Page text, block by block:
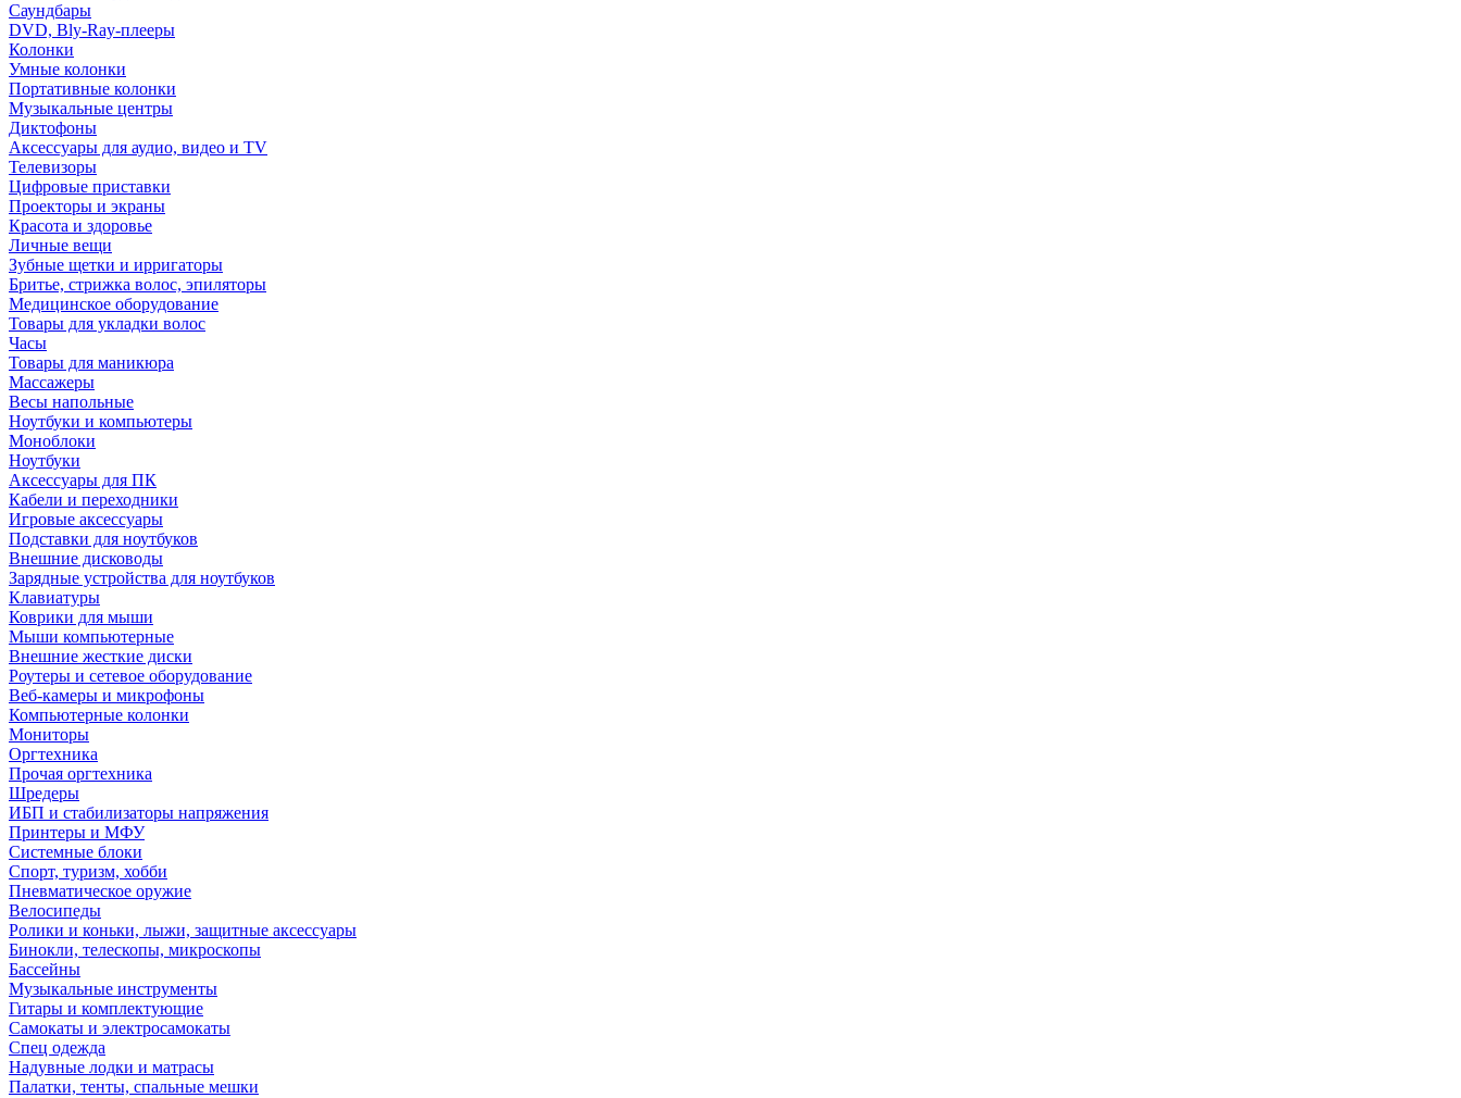
Саундбары
DVD, Bly-Ray-плееры
Колонки
Умные колонки
Портативные колонки
Музыкальные центры
Диктофоны
Аксессуары для аудио, видео и TV
Телевизоры
Цифровые приставки
Проекторы и экраны
Красота и здоровье
Личные вещи
Зубные щетки и ирригаторы
Бритье, стрижка волос, эпиляторы
Медицинское оборудование
Товары для укладки волос
Часы
Товары для маникюра
Массажеры
Весы напольные
Ноутбуки и компьютеры
Моноблоки
Ноутбуки
Аксессуары для ПК
Кабели и переходники
Игровые аксессуары
Подставки для ноутбуков
Внешние дисководы
Зарядные устройства для ноутбуков
Клавиатуры
Коврики для мыши
Мыши компьютерные
Внешние жесткие диски
Роутеры и сетевое оборудование
Веб-камеры и микрофоны
Компьютерные колонки
Мониторы
Оргтехника
Прочая оргтехника
Шредеры
ИБП и стабилизаторы напряжения
Принтеры и МФУ
Системные блоки
Спорт, туризм, хобби
Пневматическое оружие
Велосипеды
Ролики и коньки, лыжи, защитные аксессуары
Бинокли, телескопы, микроскопы
Бассейны
Музыкальные инструменты
Гитары и комплектующие
Самокаты и электросамокаты
Спец одежда
Надувные лодки и матрасы
Палатки, тенты, спальные мешки